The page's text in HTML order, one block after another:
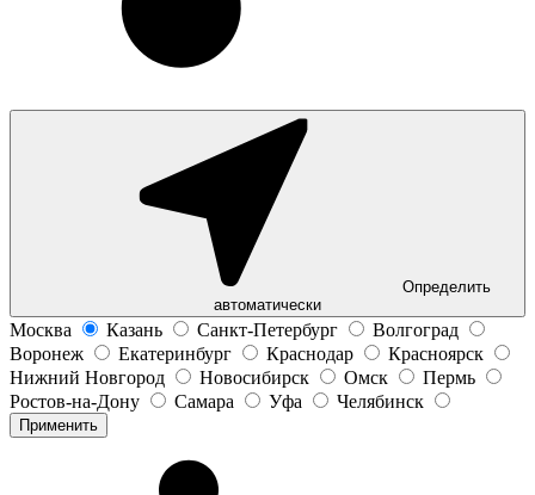
Определить
автоматически
Москва Казань Санкт-Петербург
Волгоград
Воронеж
Екатеринбург Краснодар
Красноярск
Нижний Новгород
Новосибирск Омск
Пермь
Ростов-на-Дону
Самара Уфа Челябинск
Применить